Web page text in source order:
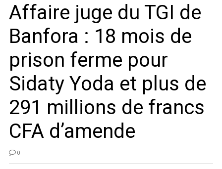
Affaire juge du TGI de
Banfora : 18 mois de
prison ferme pour
Sidaty Yoda et plus de
291 millions de francs
CFA d’amende
0